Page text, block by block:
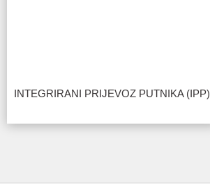
INTEGRIRANI PRIJEVOZ PUTNIKA (IPP)